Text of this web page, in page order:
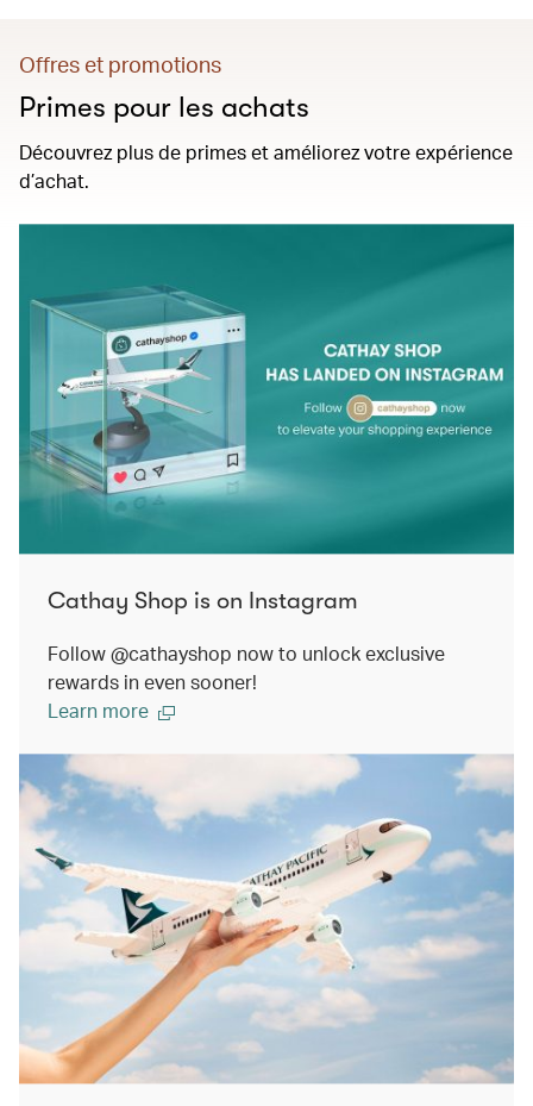
Offres et promotions
Primes pour les achats
Découvrez plus de primes et améliorez votre expérience
d’achat.
Cathay Shop is on Instagram
Follow @cathayshop now to unlock exclusive
rewards in even sooner!
Learn more